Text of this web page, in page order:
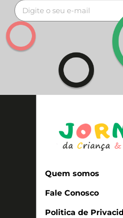
Quem somos
Fale Conosco
Politica de